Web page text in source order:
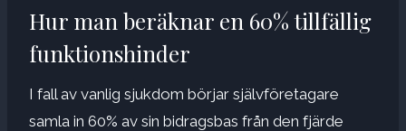
Hur man beräknar en 60% tillfällig
funktionshinder
I fall av vanlig sjukdom börjar självföretagare
samla in 60% av sin bidragsbas från den fjärde